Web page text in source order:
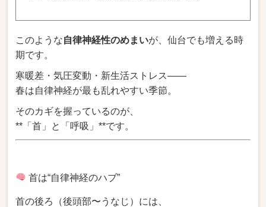
このような自律神経性のめまいが、仙台でも増える時
期です。
寒暖差・気圧変動・新生活ストレス――
春は自律神経が最も乱れやすい季節。
そのカギを握っているのが、
**「首」と「呼吸」**です。
首は“自律神経のハブ”
首の後ろ（後頭部〜うなじ）には、